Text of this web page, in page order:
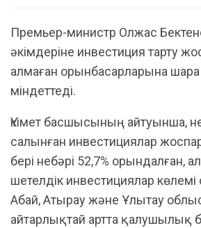
Премьер-министр Олжас
әкімдеріне инвестиция тарту
алмаған орынбасарларына
міндеттеді.
Үкімет басшысының айтуынша,
салынған инвестициялар
бері небәрі 52,7% орындалған,
шетелдік инвестициялар
Абай, Атырау және Ұлытау
айтарлықтай артта қалушылық